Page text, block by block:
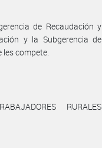
de Recaudación y
y la Subgerencia de
compete.
RURALES